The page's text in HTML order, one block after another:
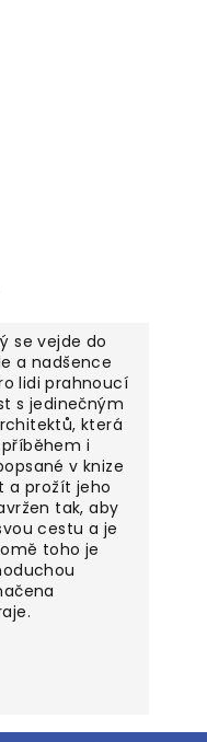
se vejde do
a nadšence
lidi prahnoucí
s jedinečným
která
i
v knize
a prožít jeho
tak, aby
cestu a je
toho je